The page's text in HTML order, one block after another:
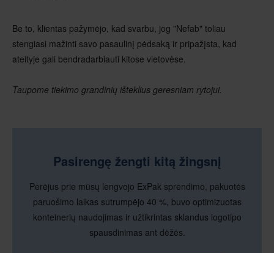
Be to, klientas pažymėjo, kad svarbu, jog "Nefab" toliau
stengiasi mažinti savo pasaulinį pėdsaką ir pripažįsta, kad
ateityje gali bendradarbiauti kitose vietovėse.
Taupome tiekimo grandinių išteklius geresniam rytojui.
Pasirengę žengti kitą žingsnį
Perėjus prie mūsų lengvojo ExPak sprendimo, pakuotės
paruošimo laikas sutrumpėjo 40 %, buvo optimizuotas
konteinerių naudojimas ir užtikrintas sklandus logotipo
spausdinimas ant dėžės.